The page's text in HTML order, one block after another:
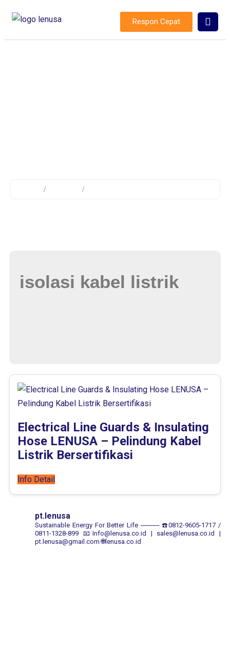
Respon Cepat
/ /
isolasi kabel listrik
Electrical Line Guards & Insulating
Hose LENUSA – Pelindung Kabel
Listrik Bersertifikasi
Info Detail
pt.lenusa
Sustainable Energy For Better Life ────☎️0812-9605-1717 /
0811-1328-899 📧Info@lenusa.co.id | sales@lenusa.co.id |
pt.lenusa@gmail.com 🌐lenusa.co.id